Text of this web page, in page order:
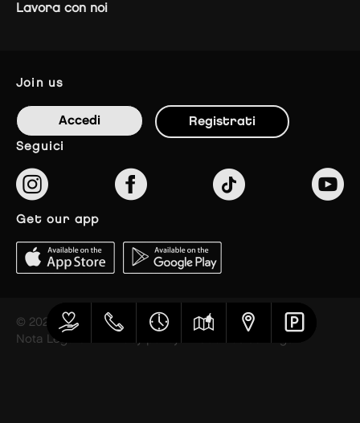
Lavora con noi
join us
Accedi Registrati
seguici
get our app
© 2023 The Styles Outlets
Nota Legale